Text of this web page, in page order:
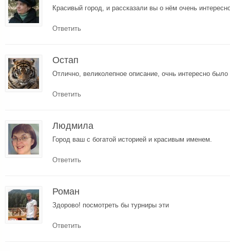
Красивый город, и рассказали вы о нём очень
Ответить
Остап
Отлично, великолепное описание, очнь интересно
Ответить
Людмила
Город ваш с богатой историей и красивым именем.
Ответить
Роман
Здорово! посмотреть бы турниры эти
Ответить